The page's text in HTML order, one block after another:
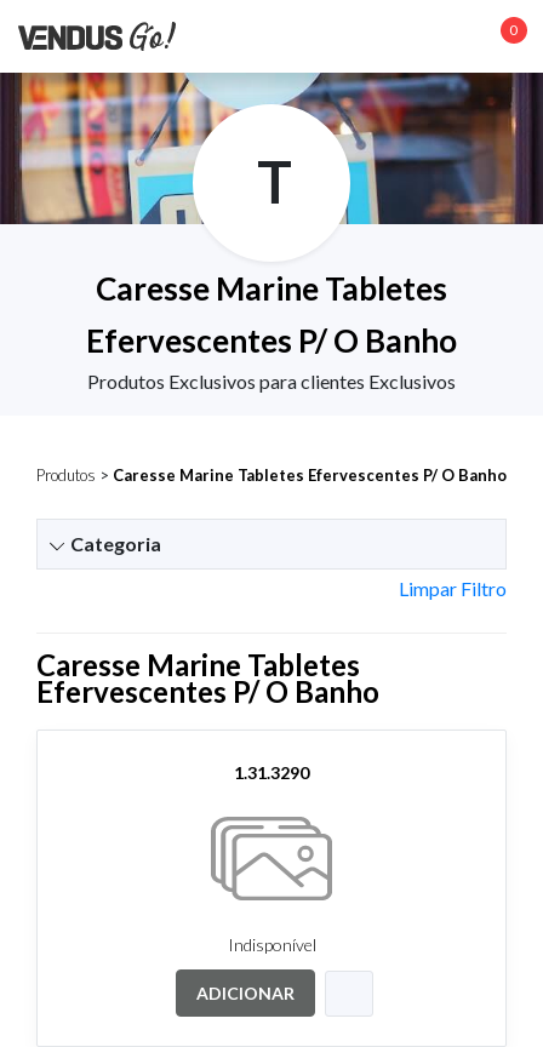
0
T
Caresse Marine Tabletes
Efervescentes P/ O Banho
Produtos Exclusivos para clientes Exclusivos
Produtos > Caresse Marine Tabletes Efervescentes P/ O Banho
Categoria
Limpar Filtro
Caresse Marine Tabletes
Efervescentes P/ O Banho
1.31.3290
Indisponível
ADICIONAR